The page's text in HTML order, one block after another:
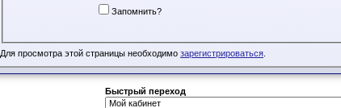
Запомнить?
Для просмотра этой страницы необходимо зарегистрироваться
Быстрый переход